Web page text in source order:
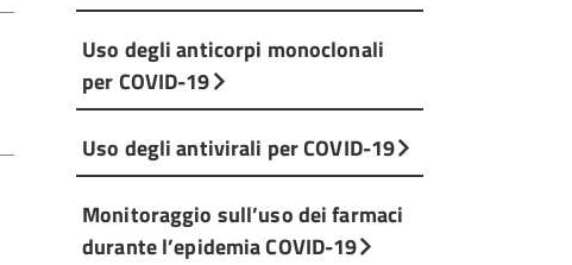
Uso degli anticorpi monoclonali
per COVID-19
Uso degli antivirali per COVID-19
Monitoraggio sull’uso dei farmaci
durante l’epidemia COVID-19